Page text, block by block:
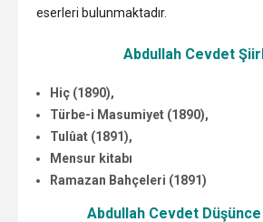
eserleri bulunmaktadır.
Abdullah Cevdet
Hiç (1890),
Türbe-i Masumiyet (1890),
Tulûat (1891),
Mensur kitabı
Ramazan Bahçeleri (1891)
Abdullah Cevdet